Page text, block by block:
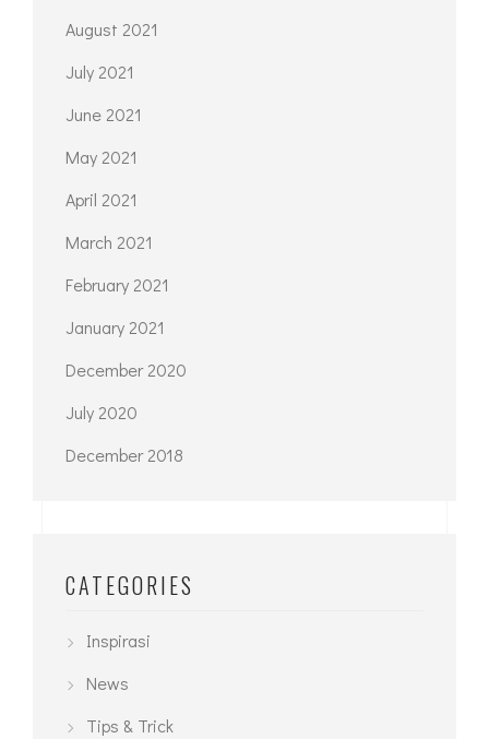
August 2021
July 2021
June 2021
May 2021
April 2021
March 2021
February 2021
January 2021
December 2020
July 2020
December 2018
CATEGORIES
Inspirasi
News
Tips & Trick